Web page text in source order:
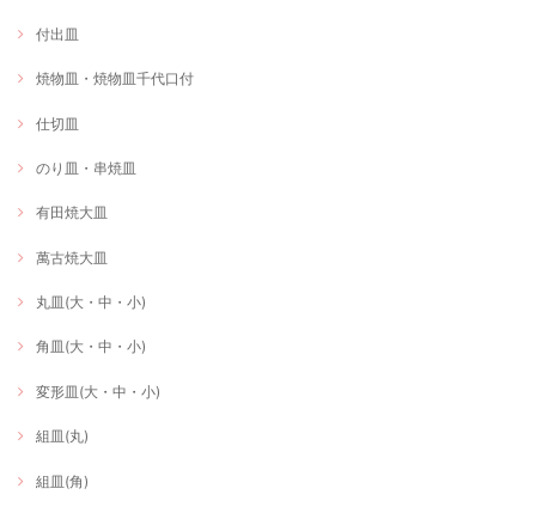
付出皿
焼物皿・焼物皿千代口付
仕切皿
のり皿・串焼皿
有田焼大皿
萬古焼大皿
丸皿(大・中・小)
角皿(大・中・小)
変形皿(大・中・小)
組皿(丸)
組皿(角)